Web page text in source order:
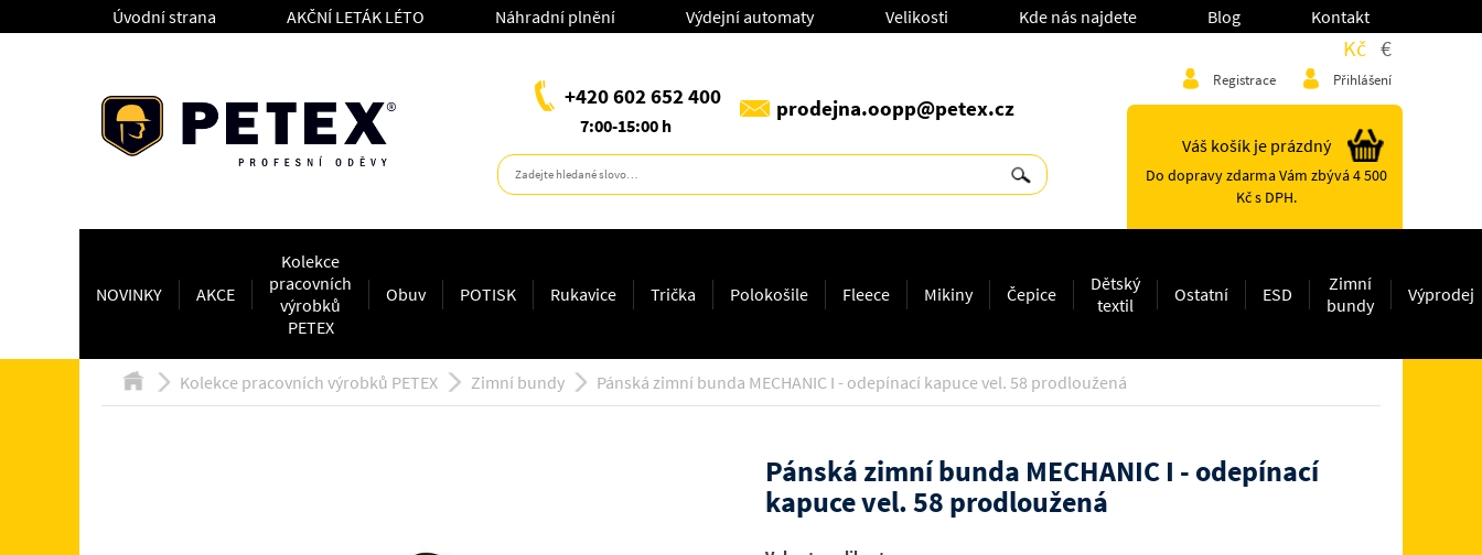
Úvodní strana AKČNÍ LETÁK LÉTO Náhradní plnění Výdejní automaty Velikosti Kde nás najdete Blog Kontakt
+420 602 652 400
7:00-15:00 h
prodejna.oopp@petex.cz
Kč €
Registrace Přihlášení
Váš košík je prázdný
Do dopravy zdarma Vám zbývá 4 500
Kč s DPH.
NOVINKY AKCE
Kolekce
pracovních
výrobků
PETEX
Obuv POTISK Rukavice Trička Polokošile Fleece Mikiny Čepice
Dětský
textil
Ostatní ESD
Zimní
bundy
Výprodej
Kolekce pracovních výrobků PETEX Zimní bundy Pánská zimní bunda MECHANIC I - odepínací kapuce vel. 58 prodloužená
Pánská zimní bunda MECHANIC I - odepínací
kapuce vel. 58 prodloužená